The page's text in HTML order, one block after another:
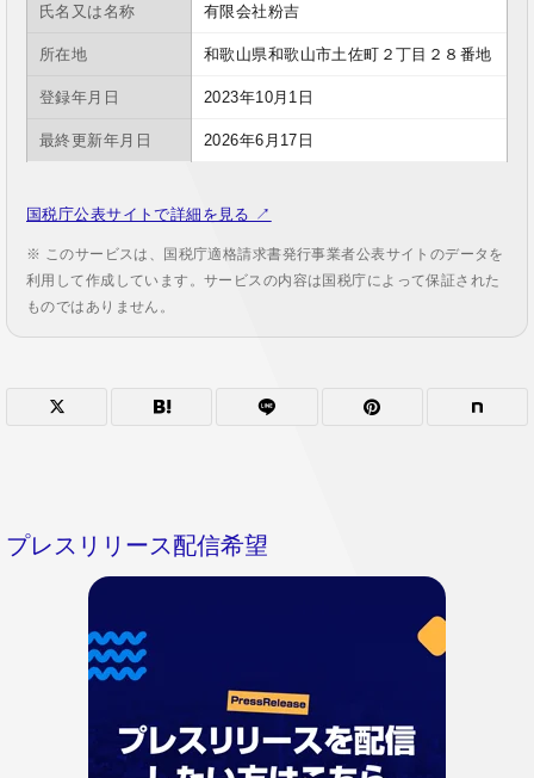
氏名又は名称 有限会社粉吉
所在地 和歌山県和歌山市土佐町２丁目２８番地
登録年月日 2023年10月1日
最終更新年月日 2026年6月17日
国税庁公表サイトで詳細を見る ↗
※ このサービスは、国税庁適格請求書発行事業者公表サイトのデータを
利用して作成しています。サービスの内容は国税庁によって保証された
ものではありません。
プレスリリース配信希望